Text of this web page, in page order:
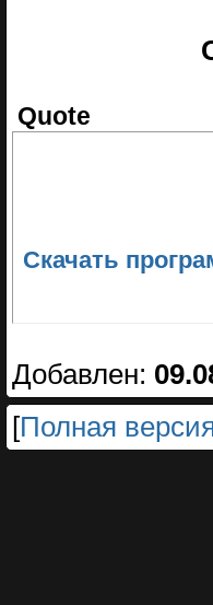
Quote
Скачать
Добавлен:
[Полная